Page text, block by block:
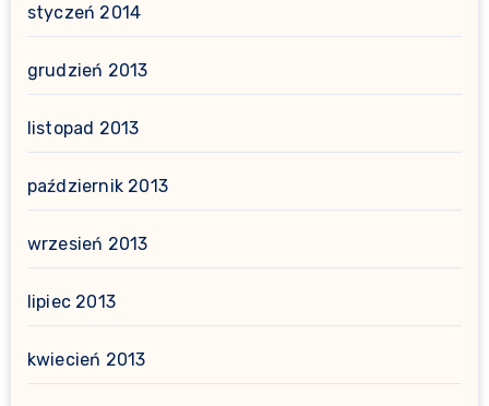
styczeń 2014
grudzień 2013
listopad 2013
październik 2013
wrzesień 2013
lipiec 2013
kwiecień 2013